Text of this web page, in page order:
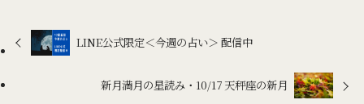
LINE公式限定＜今週の占い＞ 配信中
新月満月の星読み・10/17 天秤座の新月